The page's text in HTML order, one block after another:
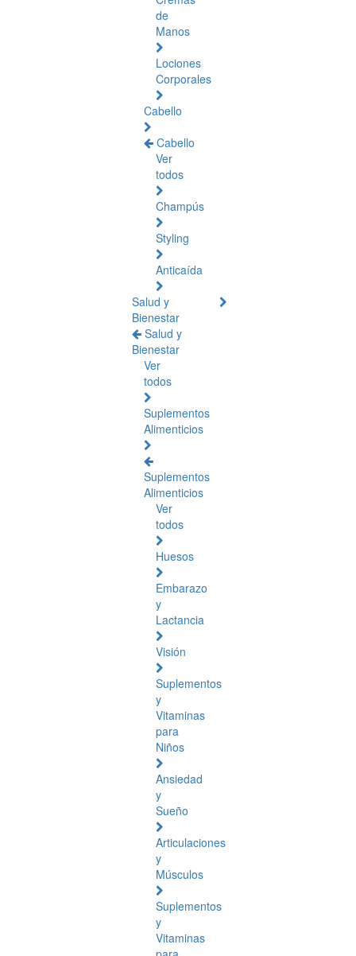
de
Manos
Lociones
Corporales
Cabello
Cabello
Ver
todos
Champús
Styling
Anticaída
Salud y
Bienestar
Salud y
Bienestar
Ver
todos
Suplementos
Alimenticios
Suplementos
Alimenticios
Ver
todos
Huesos
Embarazo
y
Lactancia
Visión
Suplementos
y
Vitaminas
para
Niños
Ansiedad
y
Sueño
Articulaciones
y
Músculos
Suplementos
y
Vitaminas